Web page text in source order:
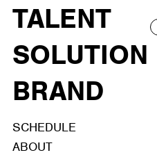
TALENT
SOLUTION
BRAND
SCHEDULE
ABOUT